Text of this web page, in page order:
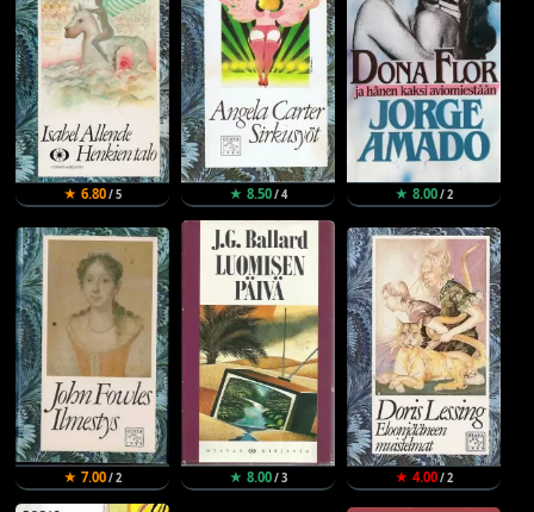
★ 6.80/ 5 ★ 8.50/ 4 ★ 8.00/ 2
★ 7.00/ 2 ★ 8.00/ 3 ★ 4.00/ 2